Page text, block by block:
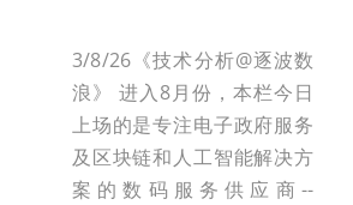
3/8/26《技术分析@逐波数
浪》 进入8月份，本栏今日
上场的是专注电子政府服务
及区块链和人工智能解决方
案的数码服务供应商--